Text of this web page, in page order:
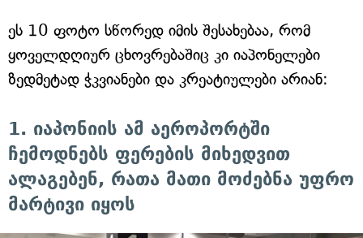
ეს 10 ფოტო სწორედ იმის შესახებაა, რომ
ყოველდღიურ ცხოვრებაშიც კი იაპონელები
ზედმეტად ჭკვიანები და კრეატიულები არიან:
1. იაპონიის ამ აეროპორტში
ჩემოდნებს ფერების მიხედვით
ალაგებენ, რათა მათი მოძებნა უფრო
მარტივი იყოს